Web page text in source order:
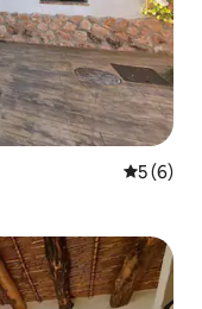
5 (6)